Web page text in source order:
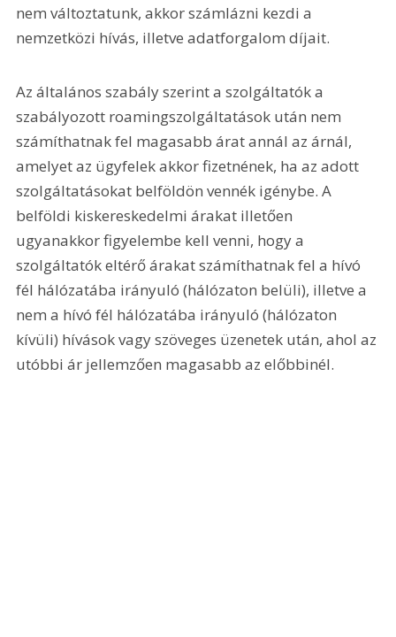
nem változtatunk, akkor számlázni kezdi a
nemzetközi hívás, illetve adatforgalom díjait.
Az általános szabály szerint a szolgáltatók a
szabályozott roamingszolgáltatások után nem
számíthatnak fel magasabb árat annál az árnál,
amelyet az ügyfelek akkor fizetnének, ha az adott
szolgáltatásokat belföldön vennék igénybe. A
belföldi kiskereskedelmi árakat illetően
ugyanakkor figyelembe kell venni, hogy a
szolgáltatók eltérő árakat számíthatnak fel a hívó
fél hálózatába irányuló (hálózaton belüli), illetve a
nem a hívó fél hálózatába irányuló (hálózaton
kívüli) hívások vagy szöveges üzenetek után, ahol az
utóbbi ár jellemzően magasabb az előbbinél.